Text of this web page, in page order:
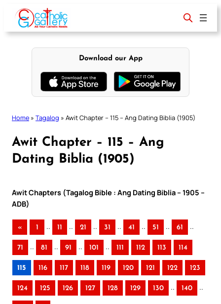
content
Download our App
Home » Tagalog » Awit Chapter – 115 – Ang Dating Biblia (1905)
Awit Chapter – 115 – Ang
Dating Biblia (1905)
Awit Chapters (Tagalog Bible : Ang Dating Biblia – 1905 –
ADB)
« 1 .. 11 .. 21 .. 31 .. 41 .. 51 .. 61 ..
71 .. 81 .. 91 .. 101 .. 111 112 113 114
115 116 117 118 119 120 121 122 123
124 125 126 127 128 129 130 .. 140 ..